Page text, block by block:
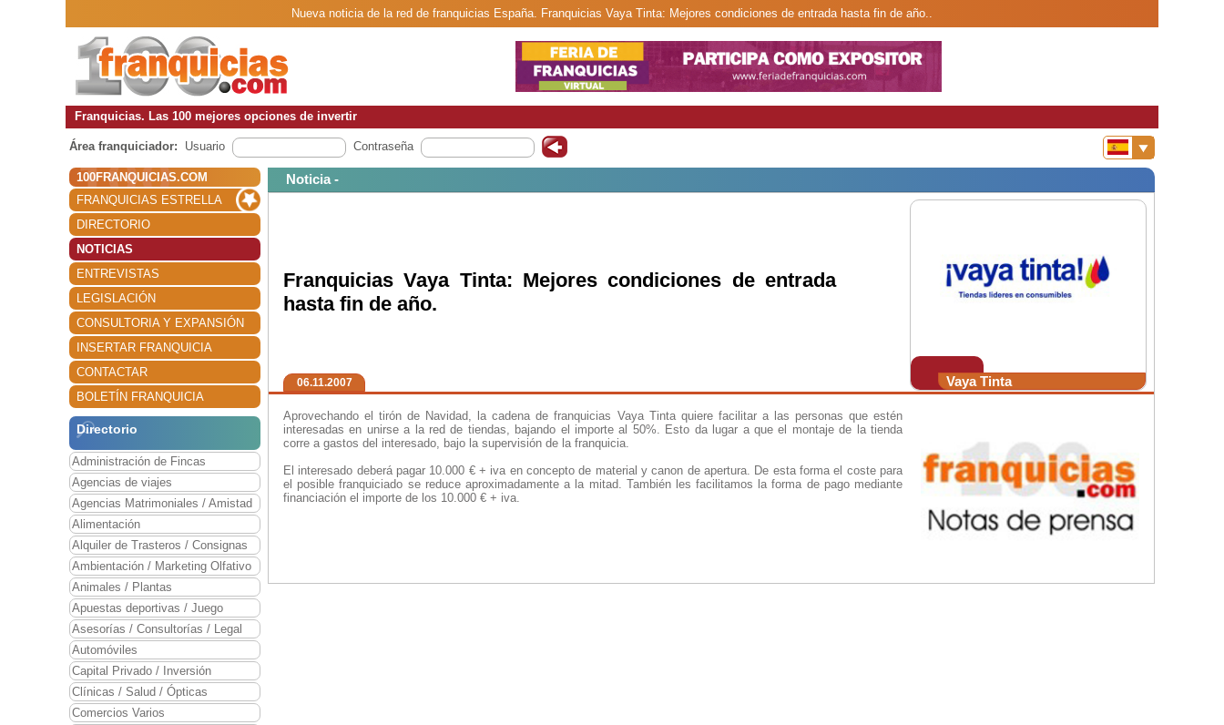
Nueva noticia de la red de franquicias España. Franquicias Vaya Tinta: Mejores condiciones de entrada hasta fin de año..
Franquicias. Las 100 mejores opciones de invertir
Área franquiciador: Usuario Contraseña
100FRANQUICIAS.COM
FRANQUICIAS ESTRELLA
DIRECTORIO
NOTICIAS
ENTREVISTAS
LEGISLACIÓN
CONSULTORIA Y EXPANSIÓN
INSERTAR FRANQUICIA
CONTACTAR
BOLETÍN FRANQUICIA
Directorio
Administración de Fincas
Agencias de viajes
Agencias Matrimoniales / Amistad
Alimentación
Alquiler de Trasteros / Consignas
Ambientación / Marketing Olfativo
Animales / Plantas
Apuestas deportivas / Juego
Asesorías / Consultorías / Legal
Automóviles
Capital Privado / Inversión
Clínicas / Salud / Ópticas
Comercios Varios
Noticia -
Vaya Tinta
Franquicias Vaya Tinta: Mejores condiciones de entrada
hasta fin de año.
06.11.2007
Aprovechando el tirón de Navidad, la cadena de franquicias Vaya Tinta quiere facilitar a las personas que estén
interesadas en unirse a la red de tiendas, bajando el importe al 50%. Esto da lugar a que el montaje de la tienda
corre a gastos del interesado, bajo la supervisión de la franquicia.
El interesado deberá pagar 10.000 € + iva en concepto de material y canon de apertura. De esta forma el coste para
el posible franquiciado se reduce aproximadamente a la mitad. También les facilitamos la forma de pago mediante
financiación el importe de los 10.000 € + iva.